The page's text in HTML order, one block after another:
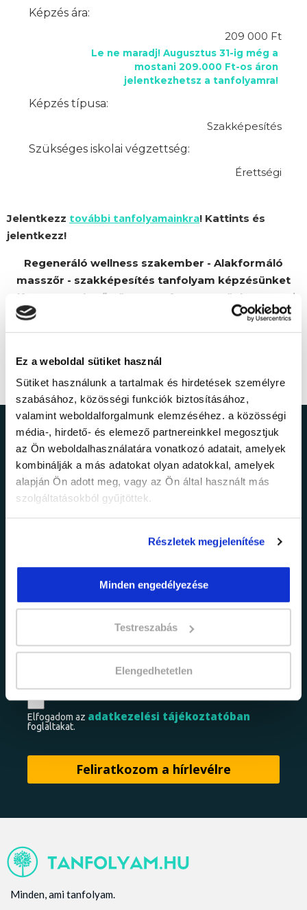
Ez a weboldal sütiket használ
Sütiket használunk a tartalmak és hirdetések személyre
szabásához, közösségi funkciók biztosításához,
valamint weboldalforgalmunk elemzéséhez. a közösségi
média-, hirdető- és elemező partnereinkkel megosztjuk
az Ön weboldalhasználatára vonatkozó adatait, amelyek
kombinálják a más adatokat olyan adatokkal, amelyek
alapján Ön adott meg, vagy az Ön által használt más
szolgáltatásokból gyűjtöttek.
Részletek megjelenítése
Minden engedélyezése
Testreszabás
Elengedhetetlen
Képzés ára:
209 000 Ft
Le ne maradj! Augusztus 31-ig még a
mostani 209.000 Ft-os áron
jelentkezhetsz a tanfolyamra!
Képzés típusa:
Szakképesítés
Szükséges iskolai végzettség:
Érettségi
Jelentkezz további tanfolyamainkra! Kattints és
jelentkezz!
Regeneráló wellness szakember - Alakformáló
masszőr - szakképesítés tanfolyam képzésünket
Alfa Kapos Képző Központ Kft. partnerünk szervezi.
Ne maradj le a
legfrissebb
információkról!
Értesülj elsőként legújabb tanfolyamainkról,
legfrissebb híreinkről és időszakos
promócióinkról.
Elfogadom az adatkezelési tájékoztatóban
foglaltakat.
Minden, ami tanfolyam.